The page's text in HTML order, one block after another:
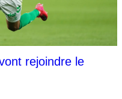
rejoindre le